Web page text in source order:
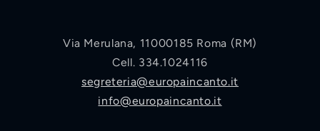
Via Merulana, 11000185 Roma (RM)
Cell. 334.1024116
segreteria@europaincanto.it
info@europaincanto.it